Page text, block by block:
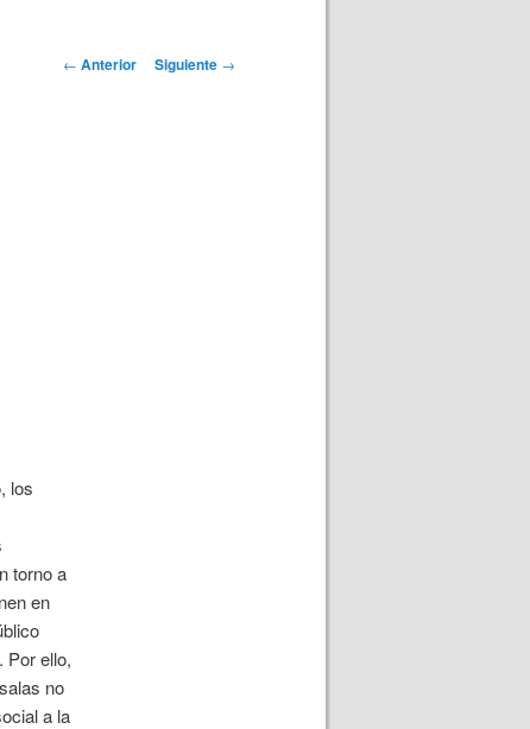
Navegación
← Anterior Siguiente →
los
torno a
en
Por ello,
no
a la